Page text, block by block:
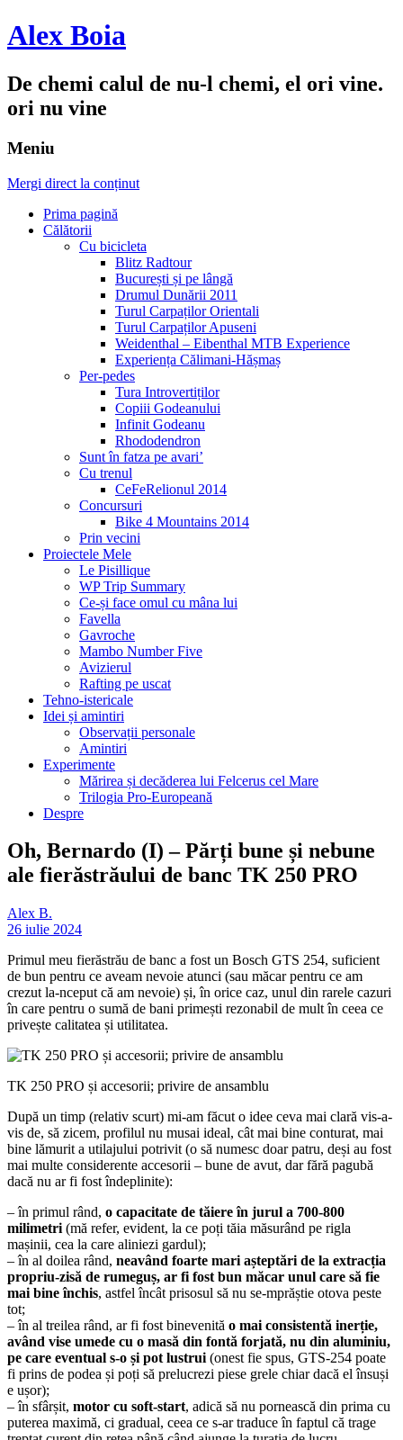
Alex Boia
De chemi calul de nu-l chemi, el ori vine.
ori nu vine
Meniu
Mergi direct la conținut
Prima pagină
Călătorii
Cu bicicleta
Blitz Radtour
București și pe lângă
Drumul Dunării 2011
Turul Carpaților Orientali
Turul Carpaților Apuseni
Weidenthal – Eibenthal MTB Experience
Experiența Călimani-Hășmaș
Per-pedes
Tura Introvertiților
Copiii Godeanului
Infinit Godeanu
Rhododendron
Sunt în fatza pe avari’
Cu trenul
CeFeRelionul 2014
Concursuri
Bike 4 Mountains 2014
Prin vecini
Proiectele Mele
Le Pisillique
WP Trip Summary
Ce-și face omul cu mâna lui
Favella
Gavroche
Mambo Number Five
Avizierul
Rafting pe uscat
Tehno-istericale
Idei și amintiri
Observații personale
Amintiri
Experimente
Mărirea și decăderea lui Felcerus cel Mare
Trilogia Pro-Europeană
Despre
Oh, Bernardo (I) – Părți bune și nebune
ale fierăstrăului de banc TK 250 PRO
Alex B.
26 iulie 2024
Primul meu fierăstrău de banc a fost un Bosch GTS 254, suficient
de bun pentru ce aveam nevoie atunci (sau măcar pentru ce am
crezut la-nceput că am nevoie) și, în orice caz, unul din rarele cazuri
în care pentru o sumă de bani primești rezonabil de mult în ceea ce
privește calitatea și utilitatea.
TK 250 PRO și accesorii; privire de ansamblu
După un timp (relativ scurt) mi-am făcut o idee ceva mai clară vis-a-
vis de, să zicem, profilul nu musai ideal, cât mai bine conturat, mai
bine lămurit a utilajului potrivit (o să numesc doar patru, deși au fost
mai multe considerente accesorii – bune de avut, dar fără pagubă
dacă nu ar fi fost îndeplinite):
– în primul rând, o capacitate de tăiere în jurul a 700-800
milimetri (mă refer, evident, la ce poți tăia măsurând pe rigla
mașinii, cea la care aliniezi gardul);
– în al doilea rând, neavând foarte mari așteptări de la extracția
propriu-zisă de rumeguș, ar fi fost bun măcar unul care să fie
mai bine închis, astfel încât prisosul să nu se-mprăștie otova peste
tot;
– în al treilea rând, ar fi fost binevenită o mai consistentă inerție,
având vise umede cu o masă din fontă forjată, nu din aluminiu,
pe care eventual s-o și pot lustrui (onest fie spus, GTS-254 poate
fi prins de podea și poți să prelucrezi piese grele chiar dacă el însuși
e ușor);
– în sfârșit, motor cu soft-start, adică să nu pornească din prima cu
puterea maximă, ci gradual, ceea ce s-ar traduce în faptul că trage